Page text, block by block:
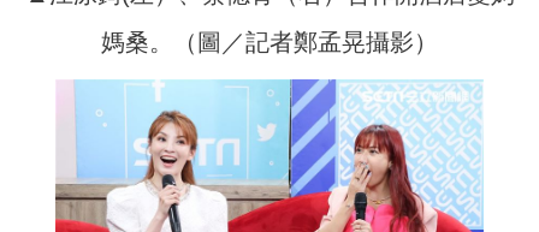
媽桑。（圖／記者鄭孟晃攝影）